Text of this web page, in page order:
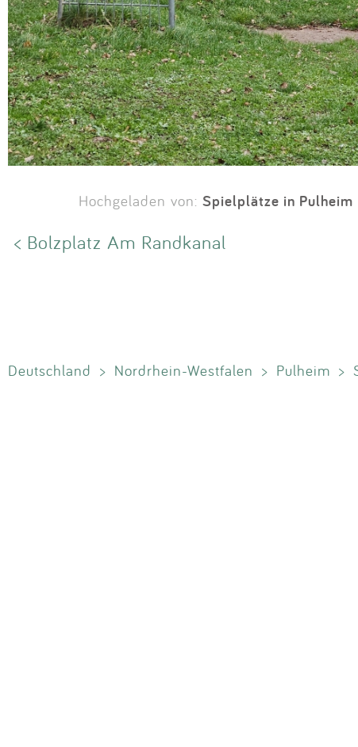
Hochgeladen von:Spielplätze in Pulheim
< Bolzplatz Am Randkanal
Deutschland > Nordrhein-Westfalen > Pulheim >